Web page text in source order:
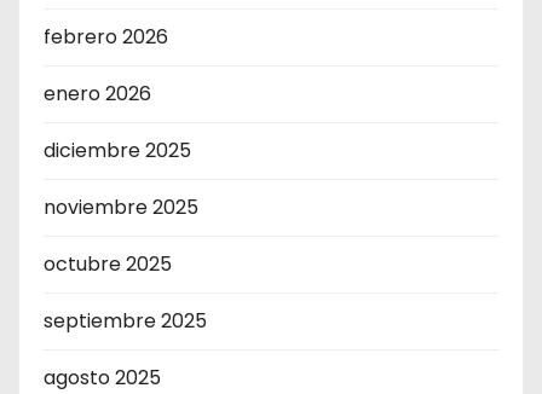
febrero 2026
enero 2026
diciembre 2025
noviembre 2025
octubre 2025
septiembre 2025
agosto 2025